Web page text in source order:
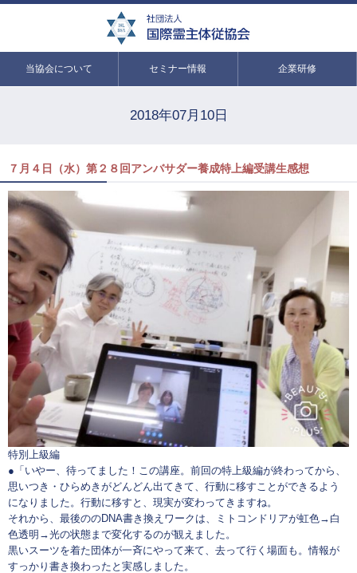
当協会について セミナー情報 企業研修
2018年07月10日
７月４日（水）第２８回アンバサダー養成特上編受講生感想
特別上級編
●「いやー、待ってました！この講座。前回の特上級編が終わってから、
思いつき・ひらめきがどんどん出てきて、行動に移すことができるよう
になりました。行動に移すと、現実が変わってきますね。
それから、最後ののDNA書き換えワークは、ミトコンドリアが虹色→白
色透明→光の状態まで変化するのが観えました。
黒いスーツを着た団体が一斉にやって来て、去って行く場面も。情報が
すっかり書き換わったと実感しました。